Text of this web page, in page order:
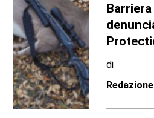
di
Redazione